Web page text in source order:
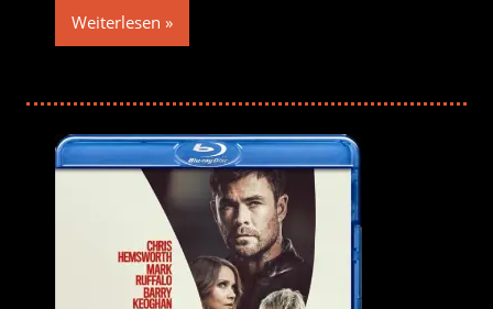
Weiterlesen